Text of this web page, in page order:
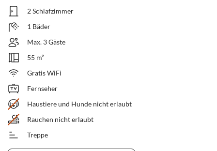
2 Schlafzimmer
1 Bäder
Max. 3 Gäste
55 m²
Gratis WiFi
Fernseher
Haustiere und Hunde nicht erlaubt
Rauchen nicht erlaubt
Treppe